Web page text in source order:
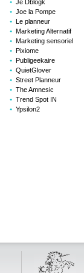
Je Dblogk
Joe la Pompe
Le planneur
Marketing Alternatif
Marketing sensoriel
Pixiome
Publigeekaire
QuietGlover
Street Planneur
The Amnesic
Trend Spot IN
Ypsilon2